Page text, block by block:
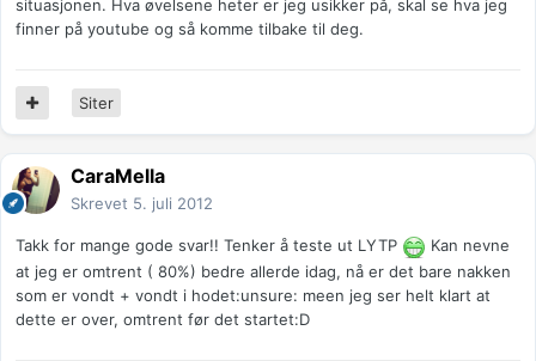
situasjonen. Hva øvelsene heter er jeg usikker på, skal se hva jeg
finner på youtube og så komme tilbake til deg.
Siter
CaraMella
Skrevet 5. juli 2012
Takk for mange gode svar!! Tenker å teste ut LYTP
Kan nevne
at jeg er omtrent ( 80%) bedre allerde idag, nå er det bare nakken
som er vondt + vondt i hodet:unsure: meen jeg ser helt klart at
dette er over, omtrent før det startet:D